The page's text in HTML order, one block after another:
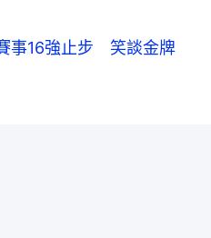
事16強止步 笑談金牌